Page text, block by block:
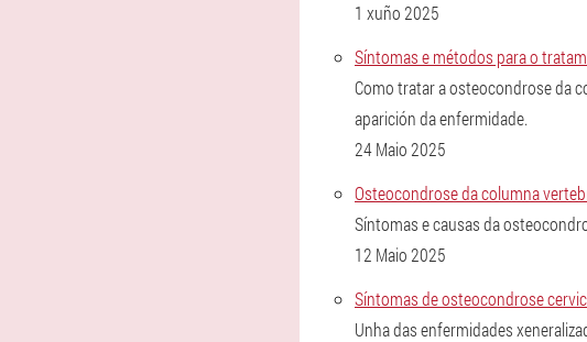
1 xuño 2025
Síntomas e métodos para o
Como tratar a osteocondrose da
aparición da enfermidade.
24 Maio 2025
Osteocondrose da columna
Síntomas e causas da
12 Maio 2025
Síntomas de osteocondrose
Unha das enfermidades